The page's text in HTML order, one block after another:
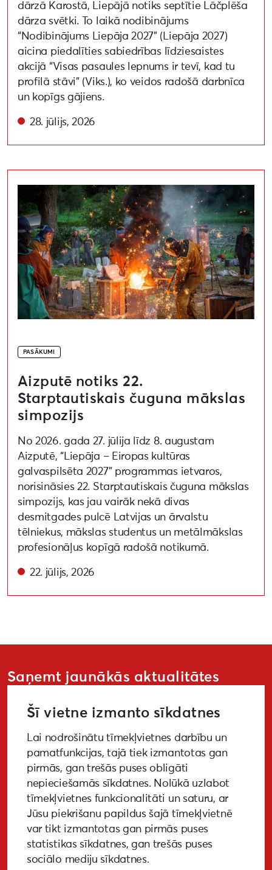
dārzā Karostā, Liepājā notiks septītie Lāčplēša
dārza svētki. To laikā nodibinājums
“Nodibinājums Liepāja 2027” (Liepāja 2027)
aicina piedalīties sabiedrības līdziesaistes
akcijā “Visas pasaules lepnums ir tevī, kad tu
profilā stāvi” (Viks.), ko veidos radošā darbnīca
un kopīgs gājiens.
28. jūlijs, 2026
PASĀKUMI
Aizputē notiks 22.
Starptautiskais čuguna mākslas
simpozijs
No 2026. gada 27. jūlija līdz 8. augustam
Aizputē, “Liepāja – Eiropas kultūras
galvaspilsēta 2027” programmas ietvaros,
norisināsies 22. Starptautiskais čuguna mākslas
simpozijs, kas jau vairāk nekā divas
desmitgades pulcē Latvijas un ārvalstu
tēlniekus, mākslas studentus un metālmākslas
profesionāļus kopīgā radošā notikumā.
22. jūlijs, 2026
Saņemt jaunākās aktualitātes
PIETEIKTIES
GALERIJA MEDIJIEM LKA PĒTĪJUMS
BUJ NOTIKUŠIE PASĀKUMI
Šī vietne izmanto sīkdatnes
Lai nodrošinātu tīmekļvietnes darbību un
pamatfunkcijas, tajā tiek izmantotas gan
pirmās, gan trešās puses obligāti
nepieciešamās sīkdatnes. Nolūkā uzlabot
tīmekļvietnes funkcionalitāti un saturu, ar
Jūsu piekrišanu papildus šajā tīmekļvietnē
var tikt izmantotas gan pirmās puses
statistikas sīkdatnes, gan trešās puses
sociālo mediju sīkdatnes.